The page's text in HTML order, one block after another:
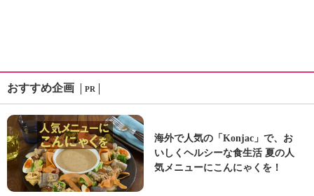
おすすめ企画 PR
海外で人気の「Konjac」で、お
いしくヘルシーな食生活 夏の人
気メニューにこんにゃくを！